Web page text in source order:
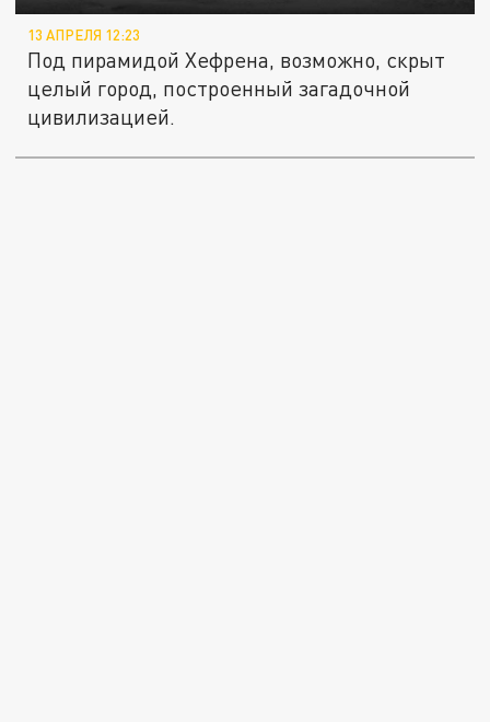
13 АПРЕЛЯ 12:23
Под пирамидой Хефрена, возможно, скрыт
целый город, построенный загадочной
цивилизацией.